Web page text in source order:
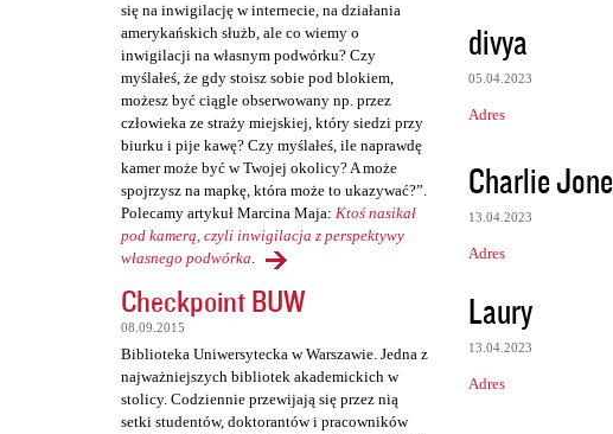
się na inwigilację w internecie, na działania
amerykańskich służb, ale co wiemy o
inwigilacji na własnym podwórku? Czy
myślałeś, że gdy stoisz sobie pod blokiem,
możesz być ciągle obserwowany np. przez
człowieka ze straży miejskiej, który siedzi przy
biurku i pije kawę? Czy myślałeś, ile naprawdę
kamer może być w Twojej okolicy? A może
spojrzysz na mapkę, która może to ukazywać?”.
Polecamy artykuł Marcina Maja: Ktoś nasikał
pod kamerą, czyli inwigilacja z perspektywy
własnego podwórka.
Checkpoint BUW
08.09.2015
Biblioteka Uniwersytecka w Warszawie. Jedna z
najważniejszych bibliotek akademickich w
stolicy. Codziennie przewijają się przez nią
setki studentów, doktorantów i pracowników
K
o
m
e
n
t
a
r
z
e
divya
05.04.2023
Adres
Charlie Jone
13.04.2023
Adres
Laury
13.04.2023
Adres